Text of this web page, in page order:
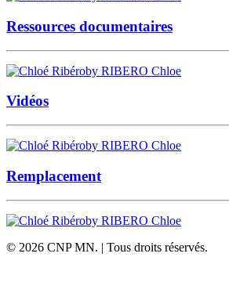
Ressources documentaires
by RIBERO Chloe
Vidéos
by RIBERO Chloe
Remplacement
by RIBERO Chloe
© 2026 CNP MN. | Tous droits réservés.